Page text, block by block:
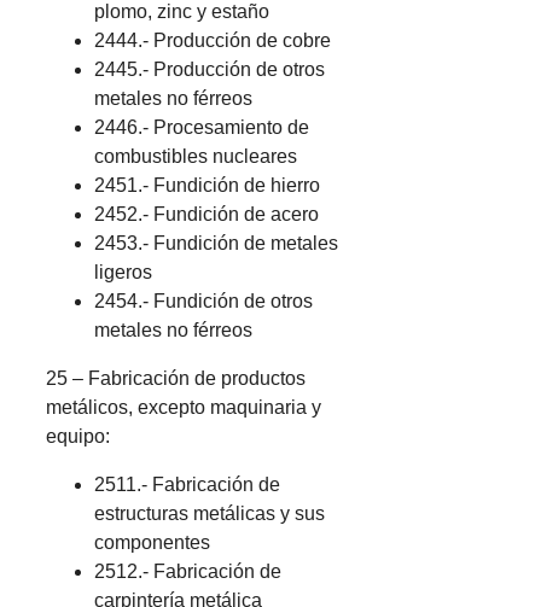
plomo, zinc y estaño
2444.- Producción de cobre
2445.- Producción de otros
metales no férreos
2446.- Procesamiento de
combustibles nucleares
2451.- Fundición de hierro
2452.- Fundición de acero
2453.- Fundición de metales
ligeros
2454.- Fundición de otros
metales no férreos
25 – Fabricación de productos
metálicos, excepto maquinaria y
equipo:
2511.- Fabricación de
estructuras metálicas y sus
componentes
2512.- Fabricación de
carpintería metálica